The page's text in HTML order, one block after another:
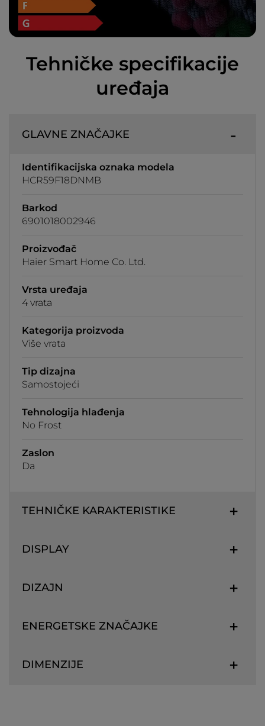
Tehničke specifikacije
uređaja
GLAVNE ZNAČAJKE
Identifikacijska oznaka modela
HCR59F18DNMB
Barkod
6901018002946
Proizvođač
Haier Smart Home Co. Ltd.
Vrsta uređaja
4 vrata
Kategorija proizvoda
Više vrata
Tip dizajna
Samostojeći
Tehnologija hlađenja
No Frost
Zaslon
Da
TEHNIČKE KARAKTERISTIKE
DISPLAY
DIZAJN
ENERGETSKE ZNAČAJKE
DIMENZIJE